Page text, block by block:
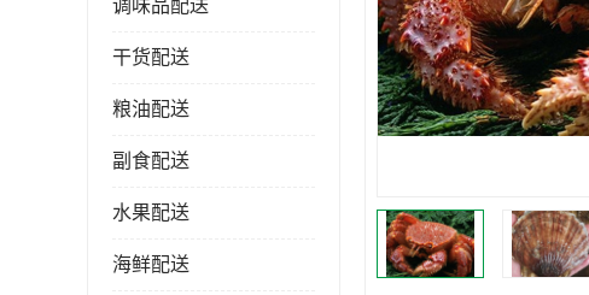
调味品配送
干货配送
粮油配送
副食配送
水果配送
海鲜配送